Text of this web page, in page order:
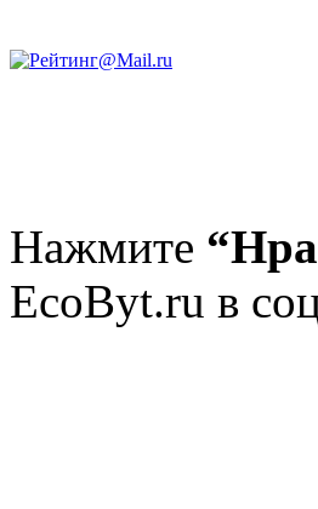
Нажмите
EcoByt.ru в